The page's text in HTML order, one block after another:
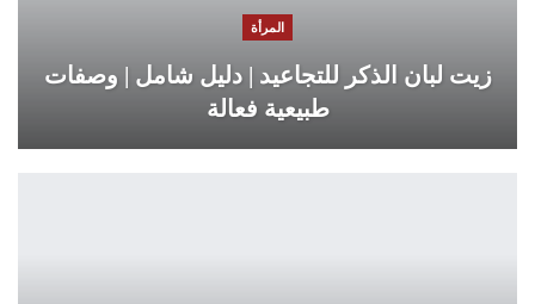
المرأة
زيت لبان الذكر للتجاعيد | دليل شامل | وصفات
طبيعية فعالة